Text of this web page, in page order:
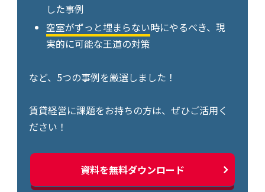
した事例
空室がずっと埋まらない時にやるべき、現
実的に可能な王道の対策
など、5つの事例を厳選しました！
賃貸経営に課題をお持ちの方は、ぜひご活用く
ださい！
資料を無料ダウンロード